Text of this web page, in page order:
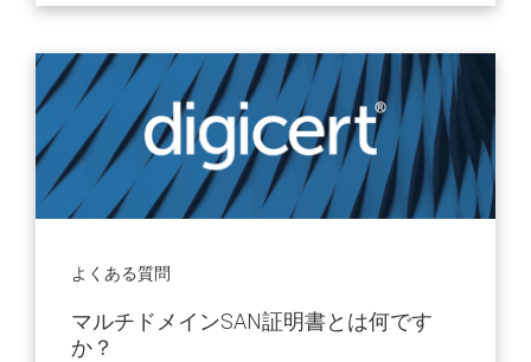
よくある質問
マルチドメインSAN証明書とは何です
か？